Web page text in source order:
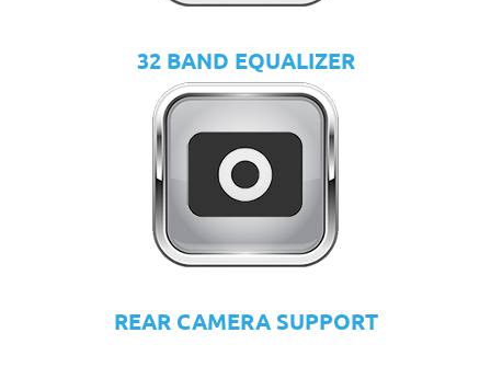
32 BAND EQUALIZER
REAR CAMERA SUPPORT